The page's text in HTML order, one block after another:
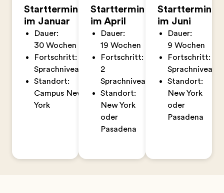
Starttermin
im Januar
Dauer:
30 Wochen
Fortschritt: 2
Sprachniveaus
Standort:
Campus New
York
Starttermin
im April
Dauer:
19 Wochen
Fortschritt: 1–
2
Sprachniveaus
Standort:
New York
oder
Pasadena
Starttermin
im Juni
Dauer:
9 Wochen
Fortschritt: 1
Sprachniveau
Standort:
New York
oder
Pasadena